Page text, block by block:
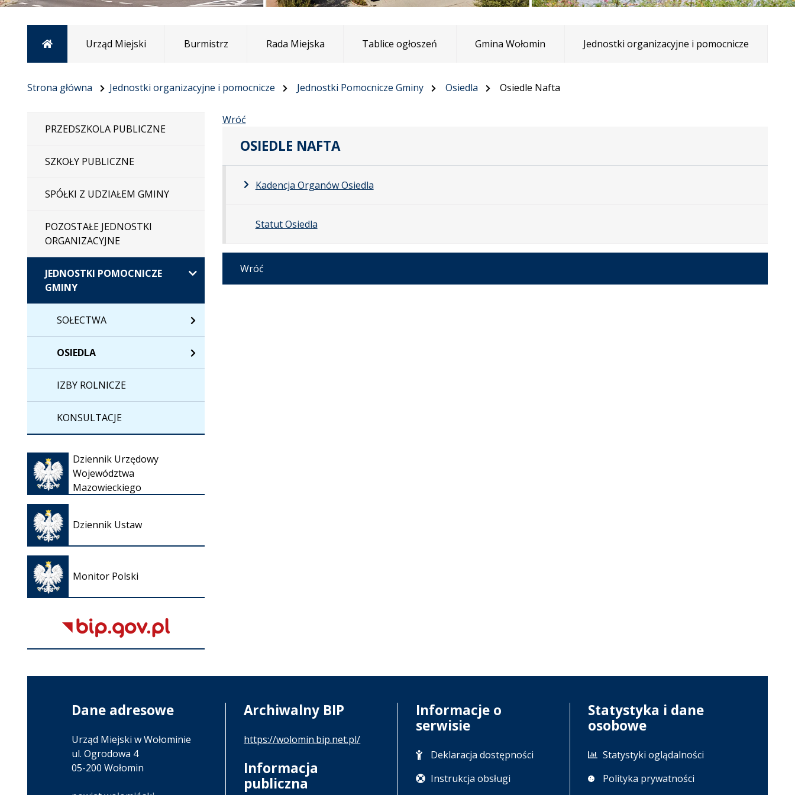
Strona głównaUrząd Miejski Burmistrz Rada Miejska Tablice ogłoszeń Gmina Wołomin Jednostki organizacyjne i pomocnicze
Strona główna Jednostki organizacyjne i pomocnicze Jednostki Pomocnicze Gminy Osiedla Osiedle Nafta
PRZEDSZKOLA PUBLICZNE
SZKOŁY PUBLICZNE
SPÓŁKI Z UDZIAŁEM GMINY
POZOSTAŁE JEDNOSTKI
ORGANIZACYJNE
JEDNOSTKI POMOCNICZE
GMINY
SOŁECTWA
OSIEDLA
IZBY ROLNICZE
KONSULTACJE
Dziennik Urzędowy
Województwa
Mazowieckiego
Otwiera
się w
nowej
karcie
Dziennik Ustaw
Otwiera
się w
nowej
karcie
Monitor Polski
Otwiera
się w
nowej
karcie
Wróć
OSIEDLE NAFTA
Kadencja Organów Osiedla
Statut Osiedla
Wróć
Dane adresowe
Urząd Miejski w Wołominie
ul. Ogrodowa 4
05-200 Wołomin
Archiwalny BIP
https://wolomin.bip.net.pl/
Informacja
publiczna
Informacje o
serwisie
Deklaracja dostępności
Instrukcja obsługi
Statystyka i dane
osobowe
Statystyki oglądalności
Polityka prywatności